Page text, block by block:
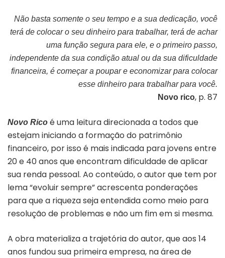
Não basta somente o seu tempo e a sua dedicação, você
terá de colocar o seu dinheiro para trabalhar, terá de achar
uma função segura para ele, e o primeiro passo,
independente da sua condição atual ou da sua dificuldade
financeira, é começar a poupar e economizar para colocar
esse dinheiro para trabalhar para você.
Novo rico, p. 87
Novo Rico é uma leitura direcionada a todos que
estejam iniciando a formação do patrimônio
financeiro, por isso é mais indicada para jovens entre
20 e 40 anos que encontram dificuldade de aplicar
sua renda pessoal. Ao conteúdo, o autor que tem por
lema “evoluir sempre” acrescenta ponderações
para que a riqueza seja entendida como meio para
resolução de problemas e não um fim em si mesma.
A obra materializa a trajetória do autor, que aos 14
anos fundou sua primeira empresa, na área de